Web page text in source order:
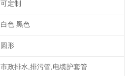
可定制
白色 黑色
圆形
市政排水,排污管,电缆护套管